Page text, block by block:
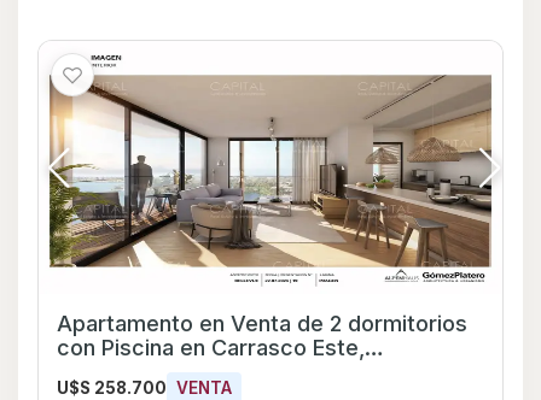
Apartamento en Venta de 2 dormitorios
con Piscina en Carrasco Este,
Montevideo
U$S 258.700 VENTA